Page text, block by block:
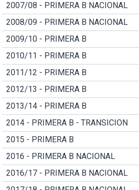
2007/08 - PRIMERA B NACIONAL
2008/09 - PRIMERA B NACIONAL
2009/10 - PRIMERA B
2010/11 - PRIMERA B
2011/12 - PRIMERA B
2012/13 - PRIMERA B
2013/14 - PRIMERA B
2014 - PRIMERA B - TRANSICION
2015 - PRIMERA B
2016 - PRIMERA B NACIONAL
2016/17 - PRIMERA B NACIONAL